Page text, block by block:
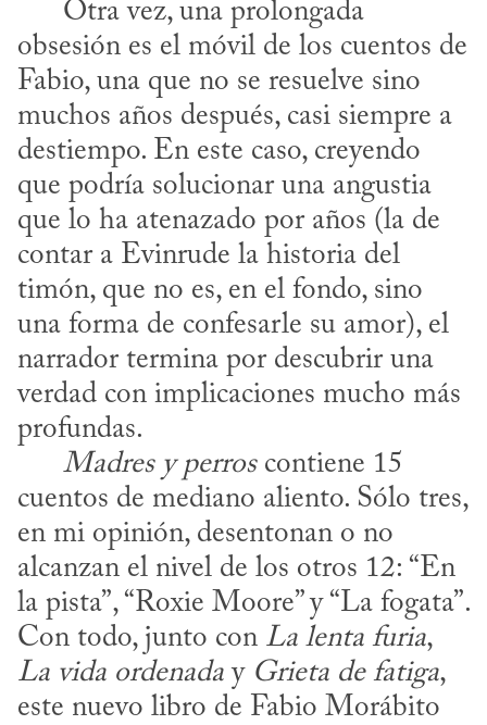
obsesión es el móvil de los cuentos de
Fabio, una que no se resuelve sino
muchos años después, casi siempre a
destiempo. En este caso, creyendo
que podría solucionar una angustia
que lo ha atenazado por años (la de
contar a Evinrude la historia del
timón, que no es, en el fondo, sino
una forma de confesarle su amor), el
narrador termina por descubrir una
verdad con implicaciones mucho más
profundas.
Madres y perros contiene 15
cuentos de mediano aliento. Sólo tres,
en mi opinión, desentonan o no
alcanzan el nivel de los otros 12: “En
la pista”, “Roxie Moore” y “La fogata”.
Con todo, junto con La lenta furia,
La vida ordenada y Grieta de fatiga,
este nuevo libro de Fabio Morábito